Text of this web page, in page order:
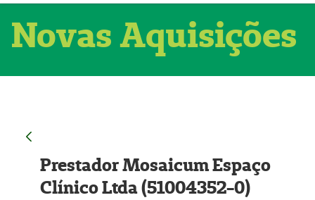
Novas Aquisições
Prestador Mosaicum Espaço
Clínico Ltda (51004352-0)